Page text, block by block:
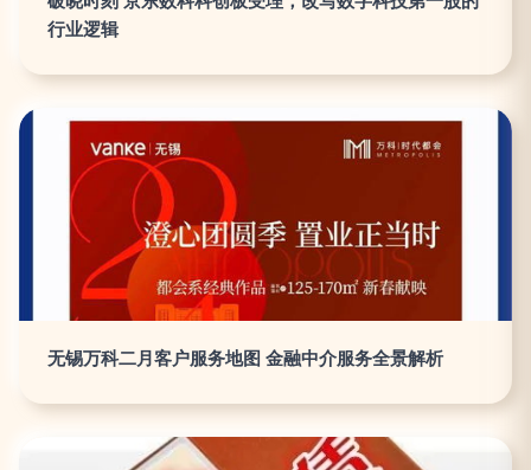
行业逻辑
无锡万科二月客户服务地图 金融中介服务全景解析